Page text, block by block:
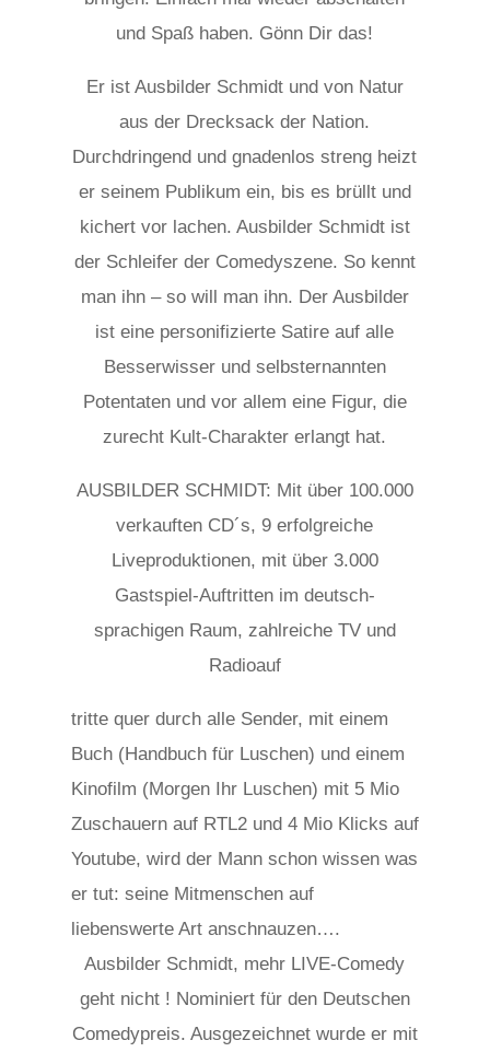
und Spaß haben. Gönn Dir das!
Er ist Ausbilder Schmidt und von Natur
aus der Drecksack der Nation.
Durchdringend und gnadenlos streng heizt
er seinem Publikum ein, bis es brüllt und
kichert vor lachen. Ausbilder Schmidt ist
der Schleifer der Comedyszene. So kennt
man ihn – so will man ihn. Der Ausbilder
ist eine personifizierte Satire auf alle
Besserwisser und selbsternannten
Potentaten und vor allem eine Figur, die
zurecht Kult-Charakter erlangt hat.
AUSBILDER SCHMIDT: Mit über 100.000
verkauften CD´s, 9 erfolgreiche
Liveproduktionen, mit über 3.000
Gastspiel-Auftritten im deutsch-
sprachigen Raum, zahlreiche TV und
Radioauf
relaisvih12
tritte quer durch alle Sender, mit einem
Buch (Handbuch für Luschen) und einem
Kinofilm (Morgen Ihr Luschen) mit 5 Mio
Zuschauern auf RTL2 und 4 Mio Klicks auf
Youtube, wird der Mann schon wissen was
er tut: seine Mitmenschen auf
liebenswerte Art anschnauzen….
Ausbilder Schmidt, mehr LIVE-Comedy
geht nicht ! Nominiert für den Deutschen
Comedypreis. Ausgezeichnet wurde er mit